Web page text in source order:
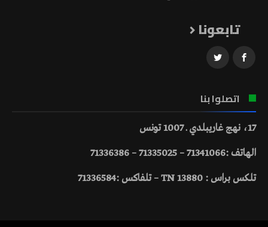
تابعونا
اتصلوا بنا
17، نهج غاريبلدي ـ 1007 تونس
الهاتف :71341066 – 71335025 – 71336386
تلكس براس : 13880 TN – تلفاكس :71336584